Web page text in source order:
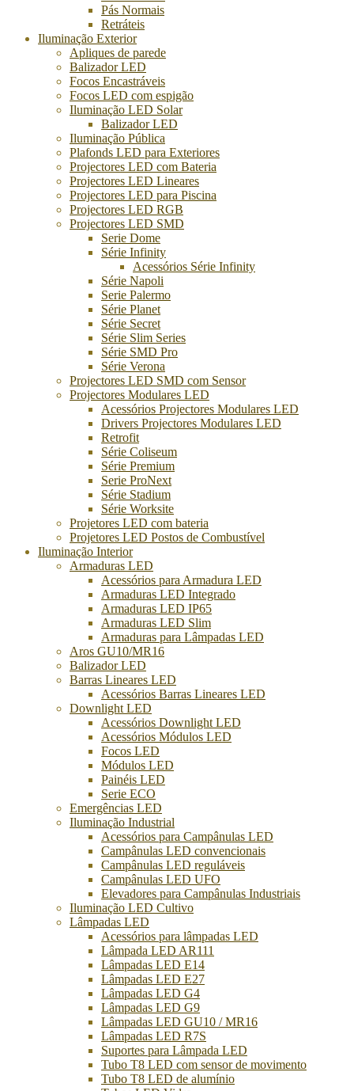
Pás Normais
Retráteis
Iluminação Exterior
Apliques de parede
Balizador LED
Focos Encastráveis
Focos LED com espigão
Iluminação LED Solar
Balizador LED
Iluminação Pública
Plafonds LED para Exteriores
Projectores LED com Bateria
Projectores LED Lineares
Projectores LED para Piscina
Projectores LED RGB
Projectores LED SMD
Serie Dome
Série Infinity
Acessórios Série Infinity
Série Napoli
Serie Palermo
Série Planet
Série Secret
Série Slim Series
Série SMD Pro
Série Verona
Projectores LED SMD com Sensor
Projectores Modulares LED
Acessórios Projectores Modulares LED
Drivers Projectores Modulares LED
Retrofit
Série Coliseum
Série Premium
Serie ProNext
Série Stadium
Série Worksite
Projetores LED com bateria
Projetores LED Postos de Combustível
Iluminação Interior
Armaduras LED
Acessórios para Armadura LED
Armaduras LED Integrado
Armaduras LED IP65
Armaduras LED Slim
Armaduras para Lâmpadas LED
Aros GU10/MR16
Balizador LED
Barras Lineares LED
Acessórios Barras Lineares LED
Downlight LED
Acessórios Downlight LED
Acessórios Módulos LED
Focos LED
Módulos LED
Painéis LED
Serie ECO
Emergências LED
Iluminação Industrial
Acessórios para Campânulas LED
Campânulas LED convencionais
Campânulas LED reguláveis
Campânulas LED UFO
Elevadores para Campânulas Industriais
Iluminação LED Cultivo
Lâmpadas LED
Acessórios para lâmpadas LED
Lâmpada LED AR111
Lâmpadas LED E14
Lâmpadas LED E27
Lâmpadas LED G4
Lâmpadas LED G9
Lâmpadas LED GU10 / MR16
Lâmpadas LED R7S
Suportes para Lâmpada LED
Tubo T8 LED com sensor de movimento
Tubo T8 LED de alumínio